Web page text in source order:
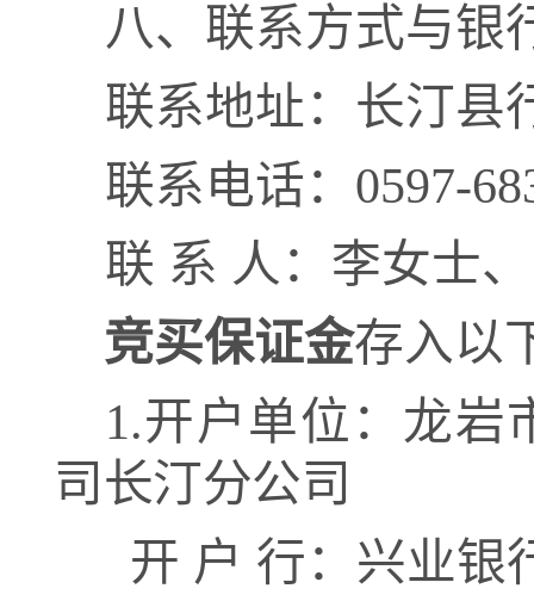
八、联系方式与银
联系地址：长汀县
联系电话： 0597-
联 系 人： 李女士
竞买保证金存入以
1.开户单位： 龙岩
司长汀分公司
开 户 行： 兴业银